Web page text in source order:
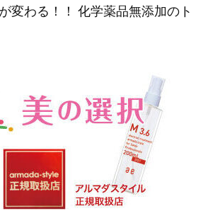
変わる！！ 化学薬品無添加のト